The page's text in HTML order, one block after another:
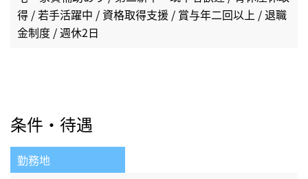
得 / 若手活躍中 / 資格取得支援 / 賞与年二回以上 / 退職
金制度 / 週休2日
条件・待遇
勤務地